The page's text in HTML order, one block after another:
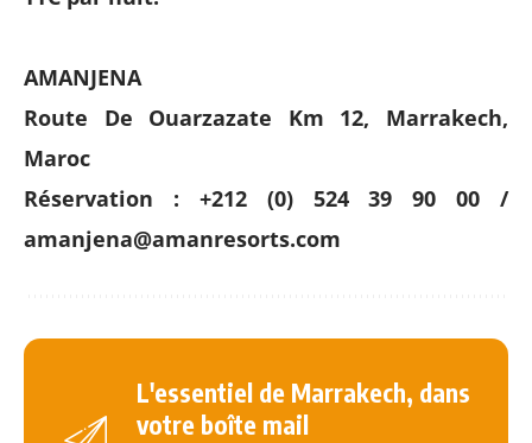
AMANJENA
Route De Ouarzazate Km 12, Marrakech,
Maroc
Réservation : +212 (0) 524 39 90 00 /
amanjena@amanresorts.com
L'essentiel de Marrakech, dans
votre boîte mail